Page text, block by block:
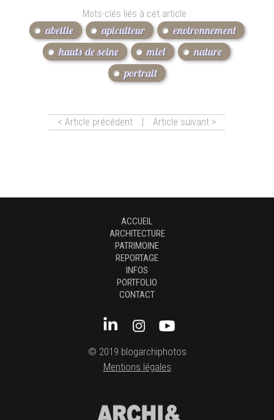
Mots-clés liés à cet article :
abeille apiculteur
environnement
hauts de seine
miel
nature
portrait
< Article précédent | Article suivant >
ACCUEIL
ARCHITECTURE
PATRIMOINE
REPORTAGE
INFOS
PORTFOLIO
CONTACT
© 2019 blogarchiphotos
Mentions légales